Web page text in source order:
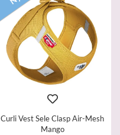
Curli Vest Sele Clasp Air-Mesh
Mango